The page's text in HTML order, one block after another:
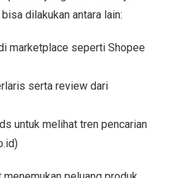
dilakukan antara lain:
marketplace seperti Shopee
serta review dari
untuk melihat tren pencarian